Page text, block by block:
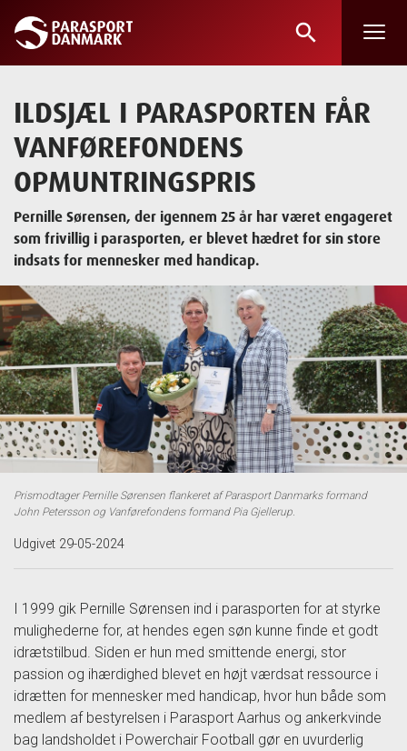
Skip
to
content
search
ILDSJÆL I PARASPORTEN FÅR
VANFØREFONDENS
OPMUNTRINGSPRIS
Pernille Sørensen, der igennem 25 år har været engageret
som frivillig i parasporten, er blevet hædret for sin store
indsats for mennesker med handicap.
Prismodtager Pernille Sørensen flankeret af Parasport Danmarks formand
John Petersson og Vanførefondens formand Pia Gjellerup.
Udgivet 29-05-2024
I 1999 gik Pernille Sørensen ind i parasporten for at styrke
mulighederne for, at hendes egen søn kunne finde et godt
idrætstilbud. Siden er hun med smittende energi, stor
passion og ihærdighed blevet en højt værdsat ressource i
idrætten for mennesker med handicap, hvor hun både som
medlem af bestyrelsen i Parasport Aarhus og ankerkvinde
bag landsholdet i Powerchair Football gør en uvurderlig